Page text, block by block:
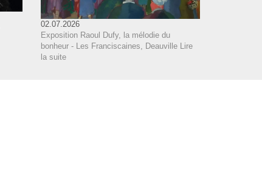
02.07.2026
Exposition Raoul Dufy, la mélodie du
bonheur - Les Franciscaines, Deauville
Lire
la suite